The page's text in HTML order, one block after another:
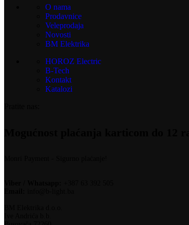
O nama
Prodavnice
Veleprodaja
Novosti
BM Elektrika
HOROZ Electric
B-Tech
Kontakt
Katalozi